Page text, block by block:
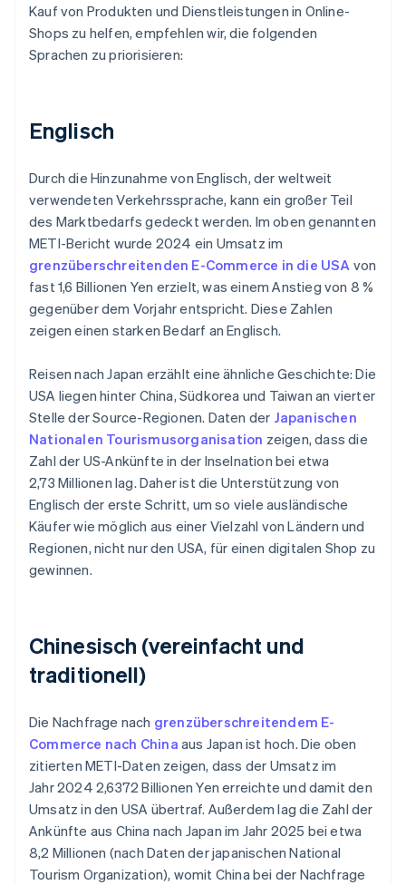
Kauf von Produkten und Dienstleistungen in Online-
Shops zu helfen, empfehlen wir, die folgenden
Sprachen zu priorisieren:
Englisch
Durch die Hinzunahme von Englisch, der weltweit
verwendeten Verkehrssprache, kann ein großer Teil
des Marktbedarfs gedeckt werden. Im oben genannten
METI-Bericht wurde 2024 ein Umsatz im
grenzüberschreitenden E-Commerce in die USA von
fast 1,6 Billionen Yen erzielt, was einem Anstieg von 8 %
gegenüber dem Vorjahr entspricht. Diese Zahlen
zeigen einen starken Bedarf an Englisch.
Reisen nach Japan erzählt eine ähnliche Geschichte: Die
USA liegen hinter China, Südkorea und Taiwan an vierter
Stelle der Source-Regionen. Daten der Japanischen
Nationalen Tourismusorganisation zeigen, dass die
Zahl der US-Ankünfte in der Inselnation bei etwa
2,73 Millionen lag. Daher ist die Unterstützung von
Englisch der erste Schritt, um so viele ausländische
Käufer wie möglich aus einer Vielzahl von Ländern und
Regionen, nicht nur den USA, für einen digitalen Shop zu
gewinnen.
Chinesisch (vereinfacht und
traditionell)
Die Nachfrage nach grenzüberschreitendem E-
Commerce nach China aus Japan ist hoch. Die oben
zitierten METI-Daten zeigen, dass der Umsatz im
Jahr 2024 2,6372 Billionen Yen erreichte und damit den
Umsatz in den USA übertraf. Außerdem lag die Zahl der
Ankünfte aus China nach Japan im Jahr 2025 bei etwa
8,2 Millionen (nach Daten der japanischen National
Tourism Organization), womit China bei der Nachfrage